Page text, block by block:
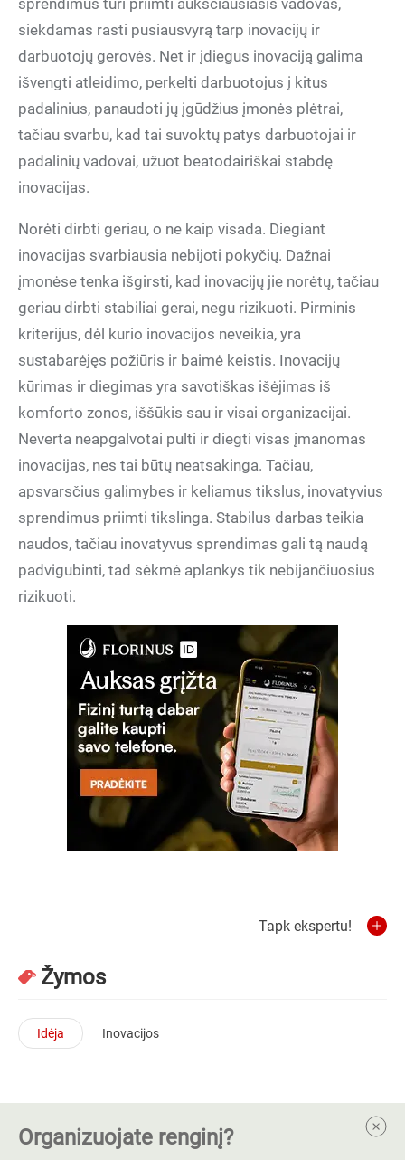
sprendimus turi priimti aukščiausiasis vadovas,
siekdamas rasti pusiausvyrą tarp inovacijų ir
darbuotojų gerovės. Net ir įdiegus inovaciją galima
išvengti atleidimo, perkelti darbuotojus į kitus
padalinius, panaudoti jų įgūdžius įmonės plėtrai,
tačiau svarbu, kad tai suvoktų patys darbuotojai ir
padalinių vadovai, užuot beatodairiškai stabdę
inovacijas.
Norėti dirbti geriau, o ne kaip visada. Diegiant
inovacijas svarbiausia nebijoti pokyčių. Dažnai
įmonėse tenka išgirsti, kad inovacijų jie norėtų, tačiau
geriau dirbti stabiliai gerai, negu rizikuoti. Pirminis
kriterijus, dėl kurio inovacijos neveikia, yra
sustabarėjęs požiūris ir baimė keistis. Inovacijų
kūrimas ir diegimas yra savotiškas išėjimas iš
komforto zonos, iššūkis sau ir visai organizacijai.
Neverta neapgalvotai pulti ir diegti visas įmanomas
inovacijas, nes tai būtų neatsakinga. Tačiau,
apsvarsčius galimybes ir keliamus tikslus, inovatyvius
sprendimus priimti tikslinga. Stabilus darbas teikia
naudos, tačiau inovatyvus sprendimas gali tą naudą
padvigubinti, tad sėkmė aplankys tik nebijančiuosius
rizikuoti.
Tapk ekspertu!
Žymos
Idėja Inovacijos
Organizuojate renginį?